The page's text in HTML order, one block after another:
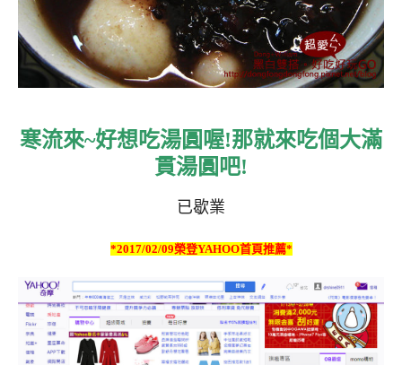
寒流來~好想吃湯圓喔!那就來吃個大滿
貫湯圓吧!
已歇業
*2017/02/09榮登YAHOO首頁推薦*